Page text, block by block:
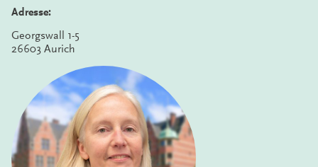
Adresse:
Georgswall 1-5
26603 Aurich